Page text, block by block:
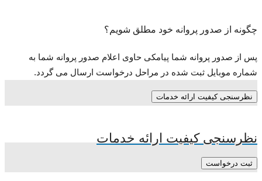
چگونه از صدور پروانه خود مطلق شویم؟
پس از صدور پروانه شما پیامکی حاوی اعلام صدور پروانه شما به
شماره موبایل ثبت شده در مراحل درخواست ارسال می گردد.
نظرسنجی کیفیت ارائه خدمات
نظرسنجی کیفیت ارائه خدمات
ثبت درخواست